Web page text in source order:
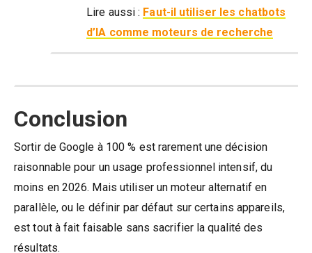
Lire aussi : Faut-il utiliser les chatbots
d’IA comme moteurs de recherche
Conclusion
Sortir de Google à 100 % est rarement une décision
raisonnable pour un usage professionnel intensif, du
moins en 2026. Mais utiliser un moteur alternatif en
parallèle, ou le définir par défaut sur certains appareils,
est tout à fait faisable sans sacrifier la qualité des
résultats.